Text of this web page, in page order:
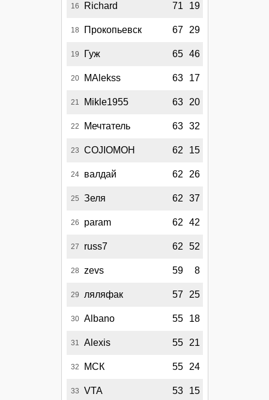
16 Richard 71 19
18 Прокопьевск 67 29
19 Гуж 65 46
20 MAlekss 63 17
21 Mikle1955 63 20
22 Мечтатель 63 32
23 COJIOMOH 62 15
24 валдай 62 26
25 Зеля 62 37
26 param 62 42
27 russ7 62 52
28 zevs 59 8
29 ляляфак 57 25
30 Albano 55 18
31 Alexis 55 21
32 МСК 55 24
33 VTA 53 15